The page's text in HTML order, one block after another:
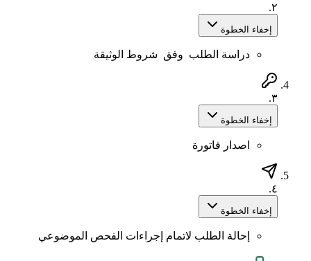
٢.
إخفاء الخطوة
دراسة الطلب وفق شروط الوثيقة
٣.
إخفاء الخطوة
اصدار فاتورة
٤.
إخفاء الخطوة
إحالة الطلب لاتمام إجراءات الفحص الموضوعي